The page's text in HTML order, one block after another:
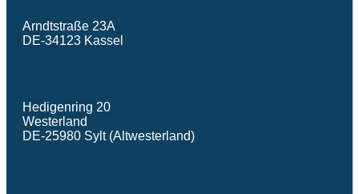
Arndtstraße 23A
DE-34123 Kassel
Hedigenring 20
Westerland
DE-25980 Sylt (Altwesterland)